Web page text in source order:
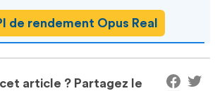
de rendement Opus Real
article ? Partagez le